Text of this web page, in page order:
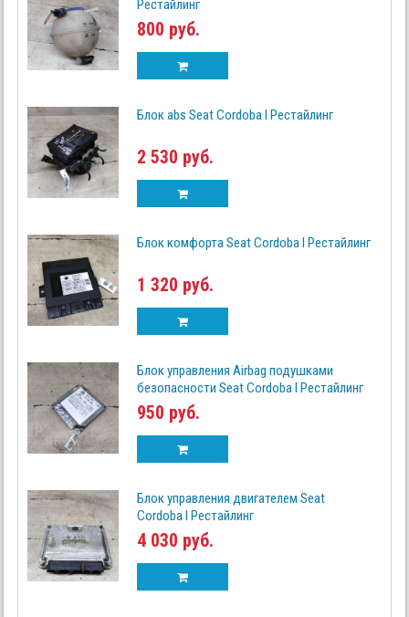
Рестайлинг
800 руб.
Блок abs Seat Cordoba I Рестайлинг
2 530 руб.
Блок комфорта Seat Cordoba I Рестайлинг
1 320 руб.
Блок управления Airbag подушками
безопасности Seat Cordoba I Рестайлинг
950 руб.
Блок управления двигателем Seat
Cordoba I Рестайлинг
4 030 руб.